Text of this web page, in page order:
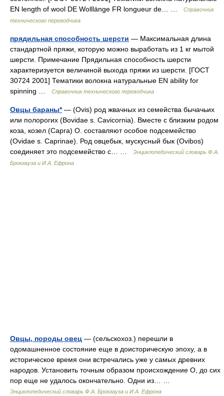
EN length of wool DE Wolllänge FR longueur de… …
Справочник
технического переводчика
прядильная способность шерсти — Максимальная длина
стандартной пряжи, которую можно выработать из 1 кг мытой
шерсти. Примечание Прядильная способность шерсти
характеризуется величиной выхода пряжи из шерсти. [ГОСТ
30724 2001] Тематики волокна натуральные EN ability for
spinning …
Справочник технического переводчика
Овцы бараны*— (Ovis) род жвачных из семейства бычачьих
или полорогих (Bovidae s. Cavicornia). Вместе с близким родом
коза, козел (Capra) О. составляют особое подсемейство
(Ovidae s. Caprinae). Род овцебык, мускусный бык (Ovibos)
соединяет это подсемейство с… …
Энциклопедический словарь Ф.А.
Брокгауза и И.А. Ефрона
Овцы, породы овец — (сельскохоз.) перешли в
одомашненное состояние еще в доисторическую эпоху, а в
историческое время они встречались уже у самых древних
народов. Установить точным образом происхождение О, до сих
пор еще не удалось окончательно. Одни из… …
Энциклопедический словарь Ф.А. Брокгауза и И.А. Ефрона